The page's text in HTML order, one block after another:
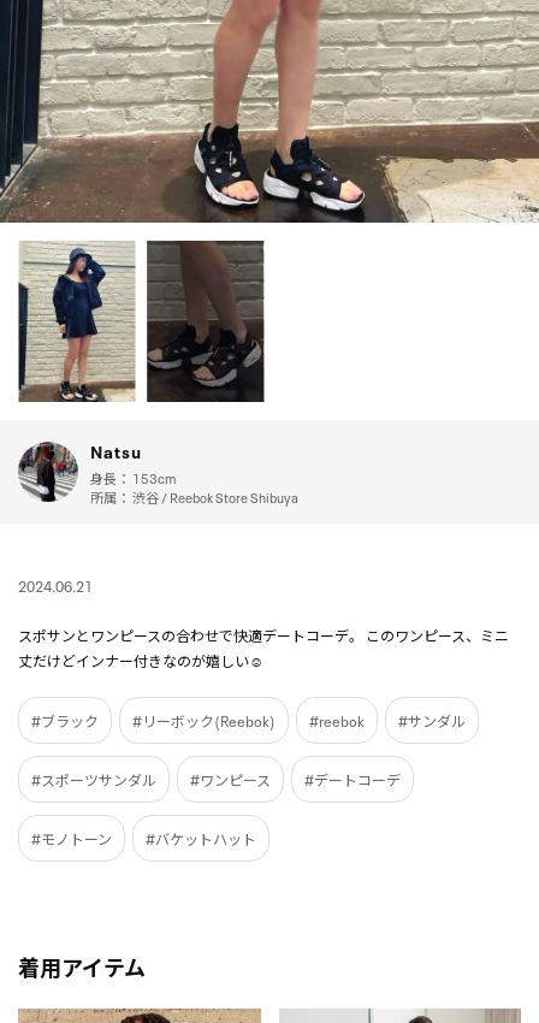
Natsu
身長： 153cm
所属： 渋谷 / Reebok Store Shibuya
2024.06.21
スポサンとワンピースの合わせで快適デートコーデ。 このワンピース、ミニ
丈だけどインナー付きなのが嬉しい☺️
#ブラック #リーボック(Reebok) #reebok #サンダル
#スポーツサンダル #ワンピース #デートコーデ
#モノトーン #バケットハット
着用アイテム